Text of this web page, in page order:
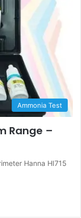
Ammonia Test
Range –
Hanna HI715